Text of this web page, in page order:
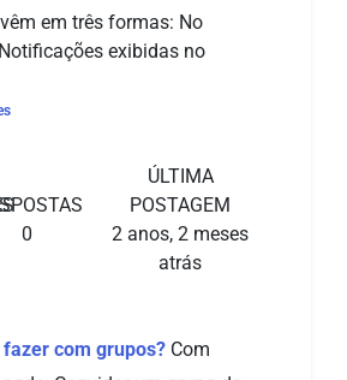
em três formas: No
exibidas no
0
ÚLTIMA
POSTAGEM
2 anos, 2 meses
atrás
fazer com grupos? Com